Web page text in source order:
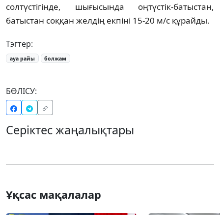
солтүстігінде, шығысында оңтүстік-батыстан,
батыстан соққан желдің екпіні 15-20 м/с құрайды.
Тэгтер:
ауа райы болжам
БӨЛІСУ:
Серіктес жаңалықтары
Ұқсас мақалалар